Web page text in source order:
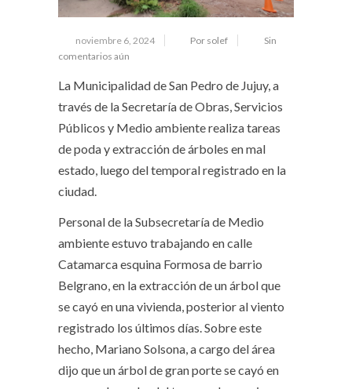
noviembre 6, 2024 Por solef
Sin
comentarios aún
La Municipalidad de San Pedro de Jujuy, a
través de la Secretaría de Obras, Servicios
Públicos y Medio ambiente realiza tareas
de poda y extracción de árboles en mal
estado, luego del temporal registrado en la
ciudad.
Personal de la Subsecretaría de Medio
ambiente estuvo trabajando en calle
Catamarca esquina Formosa de barrio
Belgrano, en la extracción de un árbol que
se cayó en una vivienda, posterior al viento
registrado los últimos días. Sobre este
hecho, Mariano Solsona, a cargo del área
dijo que un árbol de gran porte se cayó en